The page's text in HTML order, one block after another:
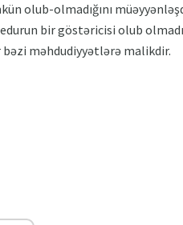
olub-olmadığını
bir göstəricisi olub
məhdudiyyətlərə malikdir.